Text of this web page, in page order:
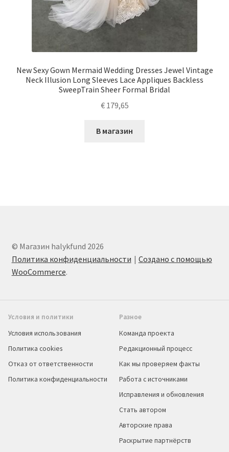
New Sexy Gown Mermaid Wedding Dresses Jewel Vintage
Neck Illusion Long Sleeves Lace Appliques Backless
SweepTrain Sheer Formal Bridal
€179,65
В магазин
© Магазин halykfund 2026
Политика конфиденциальности
Создано с помощью
WooCommerce.
Условия и политики
Условия использования
Политика cookies
Отказ от ответственности
Политика конфиденциальности
Разное
Команда проекта
Редакционный процесс
Как мы проверяем факты
Работа с источниками
Исправления и обновления
Стать автором
Авторские права
Раскрытие партнёрств